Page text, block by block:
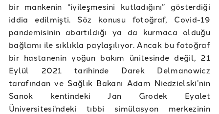
bir mankenin “iyileşmesini kutladığını” gösterdiği
iddia edilmişti. Söz konusu fotoğraf, Covid-19
pandemisinin abartıldığı ya da kurmaca olduğu
bağlamı ile sıklıkla paylaşılıyor. Ancak bu fotoğraf
bir hastanenin yoğun bakım ünitesinde değil, 21
Eylül 2021 tarihinde Darek Delmanowicz
tarafından ve Sağlık Bakanı Adam Niedzielski’nin
Sanok kentindeki Jan Grodek Eyalet
Üniversitesi'ndeki tıbbi simülasyon merkezinin